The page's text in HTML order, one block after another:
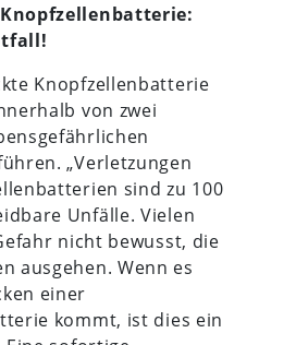
Knopfzellenbatterie
von zwei
„Verletzungen
sind zu 100
Unfälle. Vielen
nicht bewusst, die
ausgehen. Wenn es
einer
kommt, ist dies ein